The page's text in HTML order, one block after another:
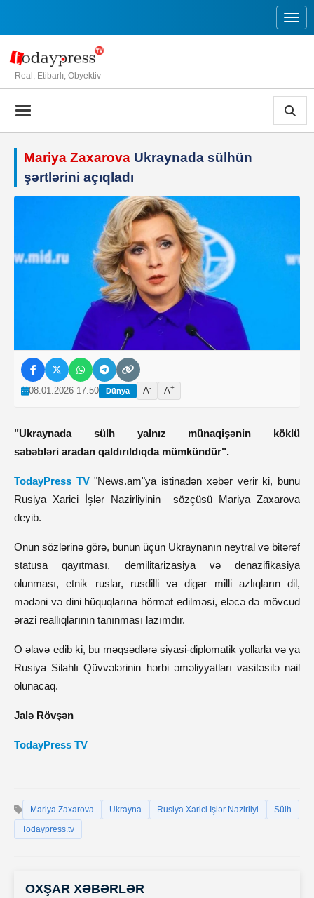
Real, Etibarlı, Obyektiv
Mariya Zaxarova Ukraynada sülhün
şərtlərini açıqladı
08.01.2026 17:50 Dünya A- A+
"Ukraynada sülh yalnız münaqişənin köklü
səbəbləri aradan qaldırıldıqda mümkündür".
TodayPress TV"News.am"ya istinadən xəbər verir ki, bunu
Rusiya Xarici İşlər Nazirliyinin sözçüsü Mariya Zaxarova
deyib.
Onun sözlərinə görə, bunun üçün Ukraynanın neytral və bitərəf
statusa qayıtması, demilitarizasiya və denazifikasiya
olunması, etnik ruslar, rusdilli və digər milli azlıqların dil,
mədəni və dini hüquqlarına hörmət edilməsi, eləcə də mövcud
ərazi reallıqlarının tanınması lazımdır.
O əlavə edib ki, bu məqsədlərə siyasi-diplomatik yollarla və ya
Rusiya Silahlı Qüvvələrinin hərbi əməliyyatları vasitəsilə nail
olunacaq.
Jalə Rövşən
TodayPress TV
Mariya Zaxarova Ukrayna Rusiya Xarici İşlər Nazirliyi
Sülh
Todaypress.tv
OXŞAR XƏBƏRLƏR